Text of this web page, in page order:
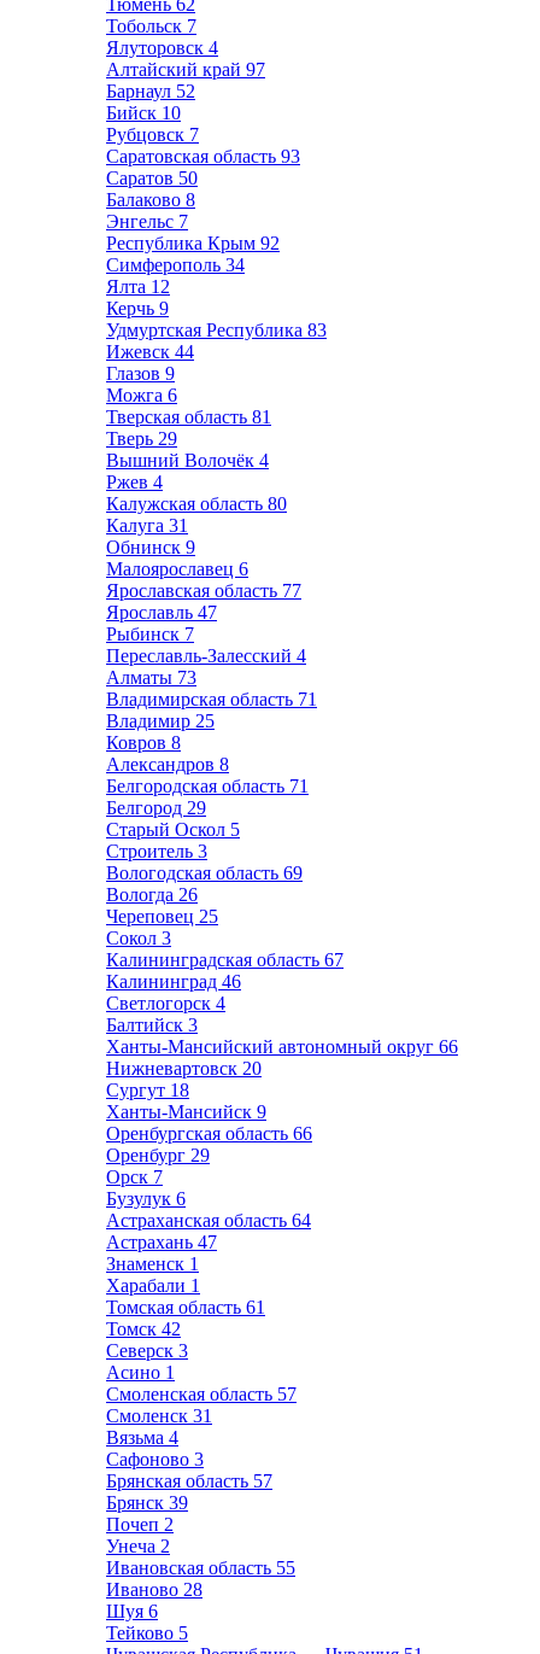
Тюмень 62
Тобольск 7
Ялуторовск 4
Алтайский край 97
Барнаул 52
Бийск 10
Рубцовск 7
Саратовская область 93
Саратов 50
Балаково 8
Энгельс 7
Республика Крым 92
Симферополь 34
Ялта 12
Керчь 9
Удмуртская Республика 83
Ижевск 44
Глазов 9
Можга 6
Тверская область 81
Тверь 29
Вышний Волочёк 4
Ржев 4
Калужская область 80
Калуга 31
Обнинск 9
Малоярославец 6
Ярославская область 77
Ярославль 47
Рыбинск 7
Переславль-Залесский 4
Алматы 73
Владимирская область 71
Владимир 25
Ковров 8
Александров 8
Белгородская область 71
Белгород 29
Старый Оскол 5
Строитель 3
Вологодская область 69
Вологда 26
Череповец 25
Сокол 3
Калининградская область 67
Калининград 46
Светлогорск 4
Балтийск 3
Ханты-Мансийский автономный округ 66
Нижневартовск 20
Сургут 18
Ханты-Мансийск 9
Оренбургская область 66
Оренбург 29
Орск 7
Бузулук 6
Астраханская область 64
Астрахань 47
Знаменск 1
Харабали 1
Томская область 61
Томск 42
Северск 3
Асино 1
Смоленская область 57
Смоленск 31
Вязьма 4
Сафоново 3
Брянская область 57
Брянск 39
Почеп 2
Унеча 2
Ивановская область 55
Иваново 28
Шуя 6
Тейково 5